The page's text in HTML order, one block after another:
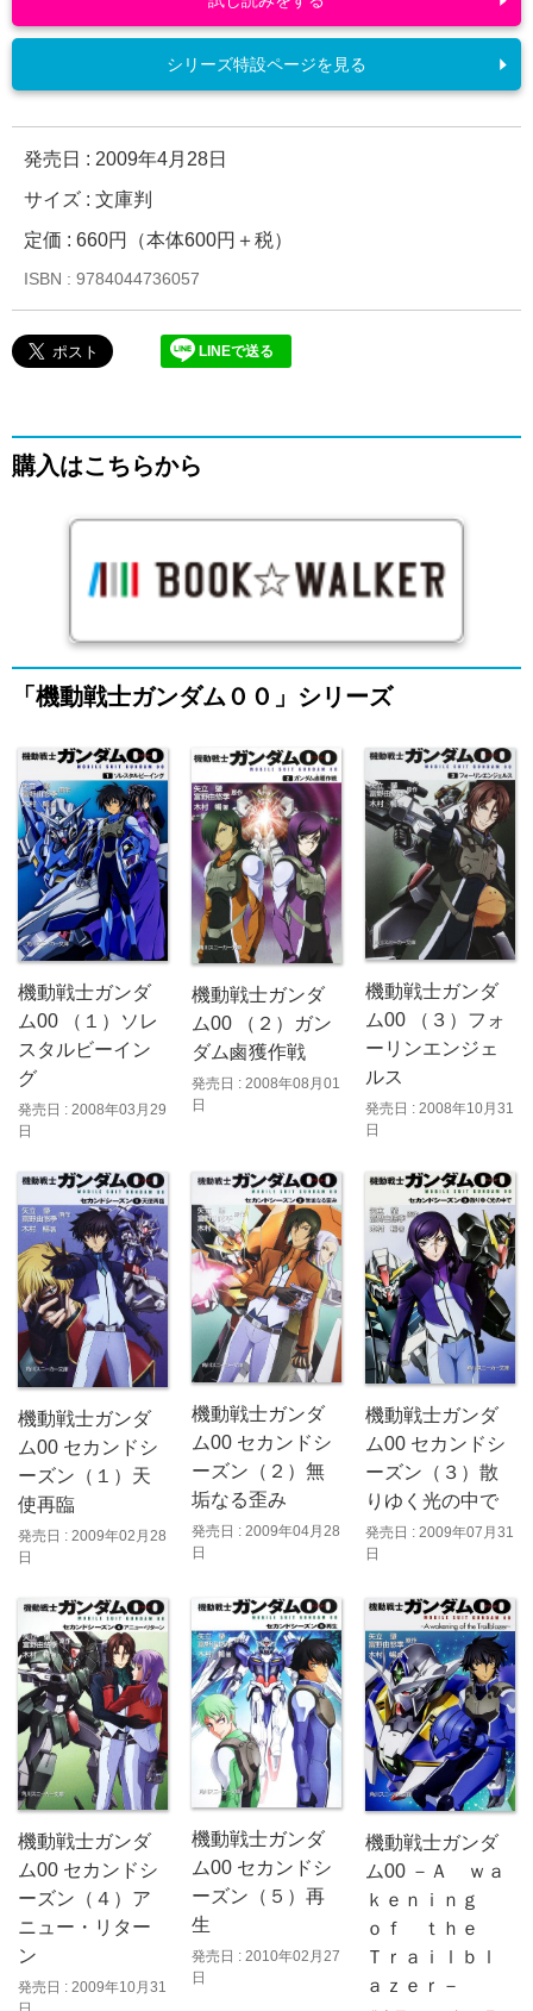
発売日 : 2009年4月28日
サイズ : 文庫判
定価 : 660円（本体600円＋税）
ISBN : 9784044736057
LINEで送る
シリーズ特設ページを見る
購入はこちらから
「機動戦士ガンダム００」シリーズ
機動戦士ガンダ
ム00 （１）ソレ
スタルビーイン
グ
発売日 : 2008年03月29
日
機動戦士ガンダ
ム00 （２）ガン
ダム鹵獲作戦
発売日 : 2008年08月01
日
機動戦士ガンダ
ム00 （３）フォ
ーリンエンジェ
ルス
発売日 : 2008年10月31
日
機動戦士ガンダ
ム00 セカンドシ
ーズン（１）天
使再臨
発売日 : 2009年02月28
日
機動戦士ガンダ
ム00 セカンドシ
ーズン（２）無
垢なる歪み
発売日 : 2009年04月28
日
機動戦士ガンダ
ム00 セカンドシ
ーズン（３）散
りゆく光の中で
発売日 : 2009年07月31
日
機動戦士ガンダ
ム00 セカンドシ
ーズン（４）ア
ニュー・リター
ン
発売日 : 2009年10月31
機動戦士ガンダ
ム00 セカンドシ
ーズン（５）再
生
発売日 : 2010年02月27
日
機動戦士ガンダ
ム00 －Ａ ｗａ
ｋｅｎｉｎｇ
ｏｆ ｔｈｅ
Ｔｒａｉｌｂｌ
ａｚｅｒ－